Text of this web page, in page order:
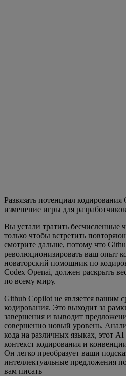
Развязать потенциал
изменение игры для разработчиков
Вы устали тратить бесчисленные
только чтобы встретить
смотрите дальше, потому что
революционизировать ваш опыт
новаторский помощник по
Codex Openai, должен раскрыть
по всему миру.
Github Copilot не является вашим
кодирования. Это выходит за
завершения и выводит
совершенно новый уровень.
кода на различных языках, этот
контекст кодирования и
Он легко преобразует ваши
интеллектуальные предложения
вам писать